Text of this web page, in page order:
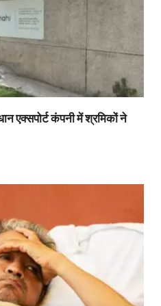
एक्सपोर्ट कंपनी में श्रमिकों ने